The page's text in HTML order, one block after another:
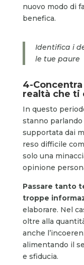
nuovo modo di
benefica.
Identifica i
le tue paure
4-
realtà che ti
In questo
stanno parlando
supportata dai
reso difficile
solo una
opinione
Passare tanto
troppe
elaborare. Nel
oltre alla
anche
alimentando il
e sfiducia.